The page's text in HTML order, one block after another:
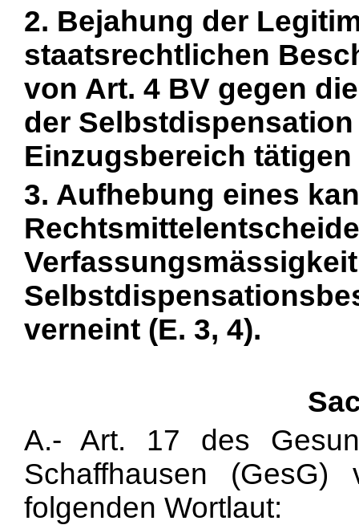
2. Bejahung der
staatsrechtlichen
von Art. 4 BV gegen
der
Einzugsbereich tätigen
3. Aufhebung eines
verneint (E. 3, 4).
A.- Art. 17 des
Schaffhausen
folgenden Wortlaut: